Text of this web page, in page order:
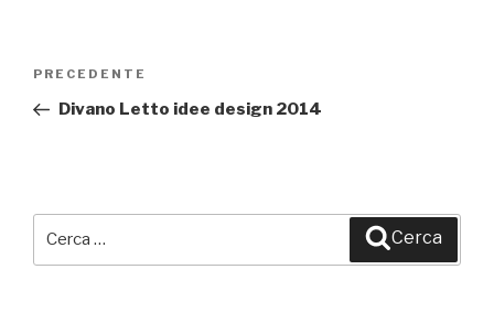
Navigazione
Articolo
precedente:
PRECEDENTE
Divano Letto idee design 2014
Cerca